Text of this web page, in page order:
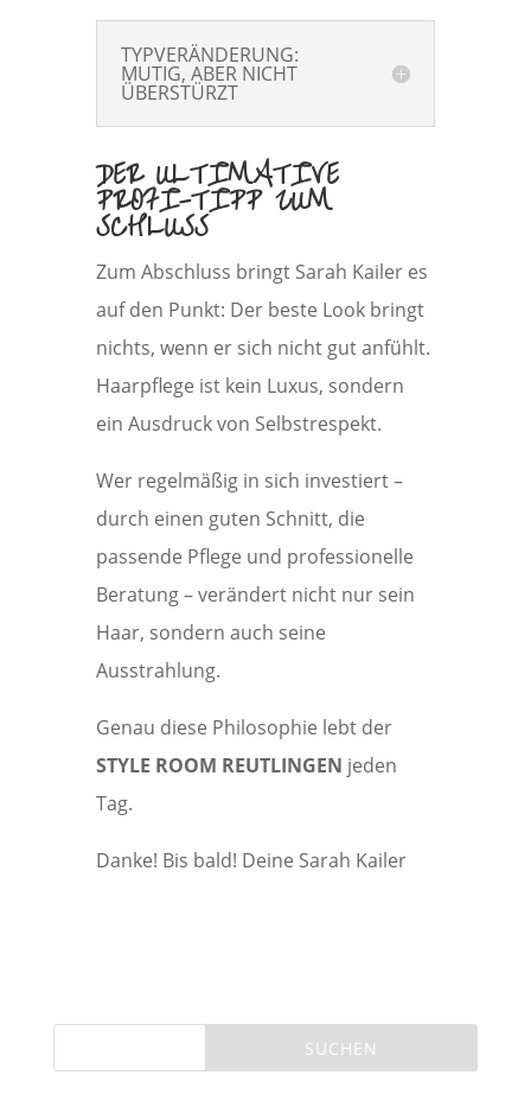
TYPVERÄNDERUNG:
MUTIG, ABER NICHT
ÜBERSTÜRZT
DER ULTIMATIVE
PROFI-TIPP ZUM
SCHLUSS
Zum Abschluss bringt Sarah Kailer es
auf den Punkt: Der beste Look bringt
nichts, wenn er sich nicht gut anfühlt.
Haarpflege ist kein Luxus, sondern
ein Ausdruck von Selbstrespekt.
Wer regelmäßig in sich investiert –
durch einen guten Schnitt, die
passende Pflege und professionelle
Beratung – verändert nicht nur sein
Haar, sondern auch seine
Ausstrahlung.
Genau diese Philosophie lebt der
STYLE ROOM REUTLINGEN jeden
Tag.
Danke! Bis bald! Deine Sarah Kailer